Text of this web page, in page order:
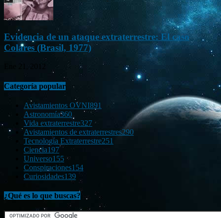
Evidencia de un ataque extraterrestre: El caso
Colares (Brasil, 1977)
Categoría popular
Avistamientos OVNI891
Astronomía360
Vida extraterrestre327
Avistamientos de extraterrestres290
Tecnología Extraterrestre251
Ciencia197
Universo155
Conspiraciones154
Curiosidades139
¿Qué es lo que buscas?